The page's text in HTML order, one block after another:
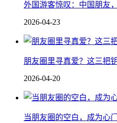
外国游客惊叹：中国朋友
2026-04-23
朋友圈里寻真爱？这三把
2026-04-20
当朋友圈的空白，成为